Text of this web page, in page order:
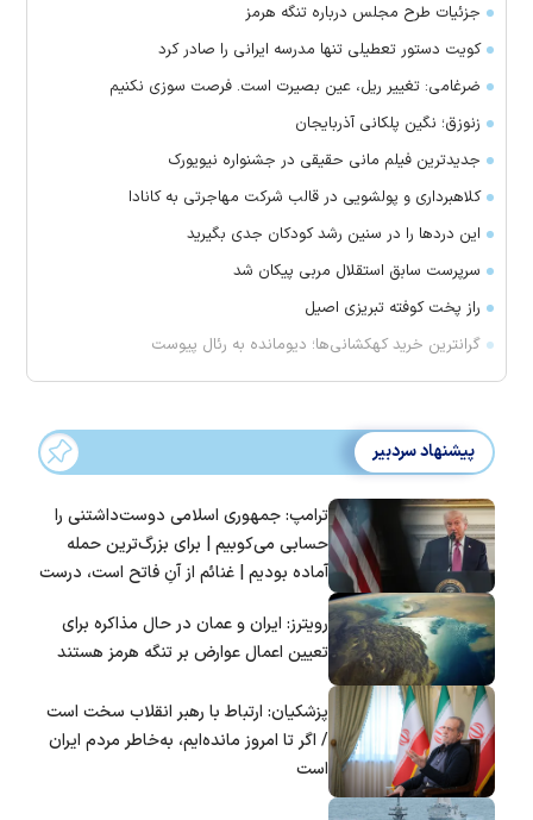
جزئیات طرح مجلس درباره تنگه هرمز
کویت دستور تعطیلی تنها مدرسه ایرانی را صادر کرد
ضرغامی: تغییر ریل، عین بصیرت است. فرصت سوزی نکنیم
زنوزق؛ نگین پلکانی آذربایجان
جدیدترین فیلم مانی حقیقی در جشنواره نیویورک
کلاهبرداری و پولشویی در قالب شرکت مهاجرتی به کانادا
این درد‌ها را در سنین رشد کودکان جدی بگیرید
سرپرست سابق استقلال مربی پیکان شد
راز پخت کوفته تبریزی اصیل
گرانترین خرید کهکشانی‌ها؛ دیومانده به رئال پیوست
پیشنهاد سردبیر
ترامپ: جمهوری اسلامی دوست‌داشتنی را
حسابی می‌کوبیم | برای بزرگ‌ترین حمله
آماده بودیم | غنائم از آنِ فاتح است، درست
رویترز: ایران و عمان در حال مذاکره برای
تعیین اعمال عوارض بر تنگه هرمز هستند
پزشکیان: ارتباط با رهبر انقلاب سخت است
/ اگر تا امروز مانده‌ایم، به‌خاطر مردم ایران
است